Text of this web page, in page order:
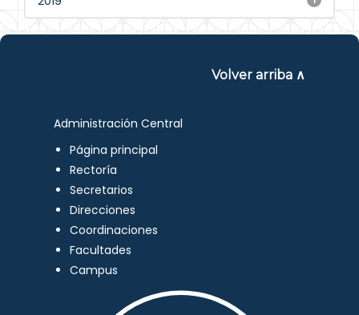
Volver arriba ∧
Administración Central
Página principal
Rectoría
Secretarios
Direcciones
Coordinaciones
Facultades
Campus